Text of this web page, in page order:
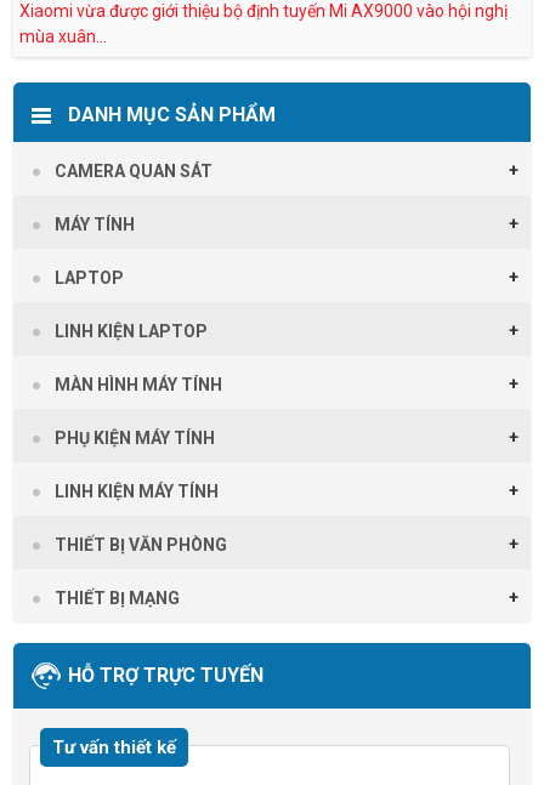
Xiaomi vừa được giới thiệu bộ định tuyến Mi AX9000 vào hội nghị
mùa xuân...
DANH MỤC SẢN PHẨM
CAMERA QUAN SÁT
MÁY TÍNH
LAPTOP
LINH KIỆN LAPTOP
MÀN HÌNH MÁY TÍNH
PHỤ KIỆN MÁY TÍNH
LINH KIỆN MÁY TÍNH
THIẾT BỊ VĂN PHÒNG
THIẾT BỊ MẠNG
HỖ TRỢ TRỰC TUYẾN
Tư vấn thiết kế